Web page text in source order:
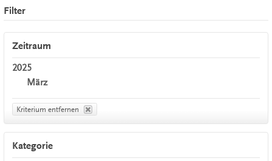
Filter
Zeitraum
2025
März
Kriterium entfernen
Kategorie